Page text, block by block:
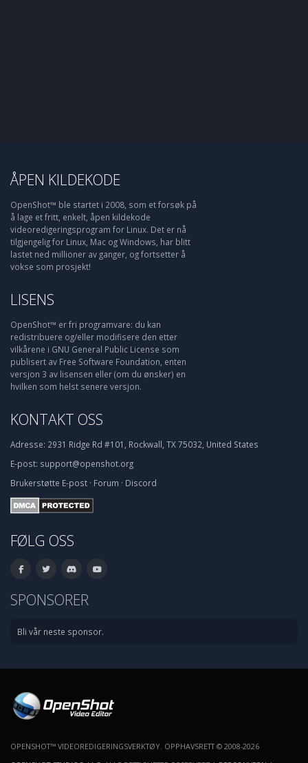
ÅPEN KILDEKODE
OpenShot™ ble startet i 2008, som et forsøk på
å lage et fritt, enkelt, åpen kildekode
videoredigeringsprogram for Linux. Det er nå
tilgjengelig for Linux, Mac og Windows, har blitt
lastet ned millioner av ganger, og fortsetter å
vokse som prosjekt!
LISENS
OpenShot™ er fri programvare: du kan
redistribuere og/eller modifisere den etter
vilkårene i GNU General Public License som
publisert av Free Software Foundation, enten
versjon 3 av lisensen eller (om du ønsker) en
hvilken som helst senere versjon.
KONTAKT OSS
Adresse: 2931 Ridge Rd #101, Rockwall, TX 75032, United States
E-post: support@openshot.org
Brukerstøtte E-post · Forum · Discord
FØLG OSS
SPONSORER
Bli vår neste sponsor.
OPENSHOT™ VIDEOREDIGERINGSVERKTØY. OPPHAVSRETT © 2008-2026